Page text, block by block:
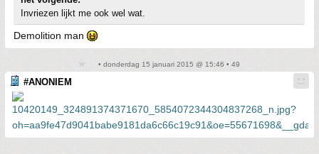
Invriezen lijkt me ook wel wat.
Demolition man
• donderdag 15 januari 2015 @ 15:46 • 49
#ANONIEM